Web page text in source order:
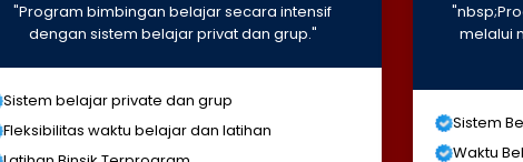
"Program bimbingan belajar secara intensif
dengan sistem belajar privat dan grup."
Sistem belajar private dan grup
Fleksibilitas waktu belajar dan latihan
melalui
Sistem
Waktu